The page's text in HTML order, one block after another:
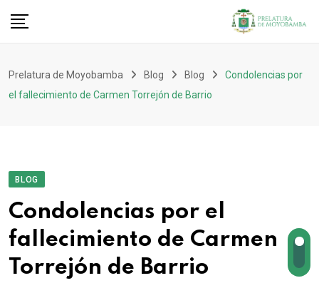
Prelatura de Moyobamba Blog Blog
Condolencias por
el fallecimiento de Carmen Torrejón de Barrio
BLOG
Condolencias por el
fallecimiento de Carmen
Torrejón de Barrio